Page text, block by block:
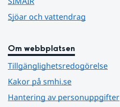
Sjöar och vattendrag
Om webbplatsen
Tillgänglighetsredogörelse
Kakor på smhi.se
Hantering av personuppgifter